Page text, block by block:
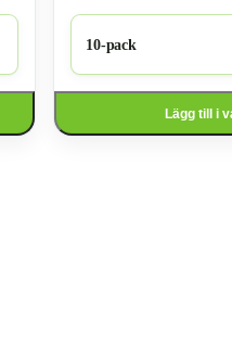
10-pack
Lägg till i